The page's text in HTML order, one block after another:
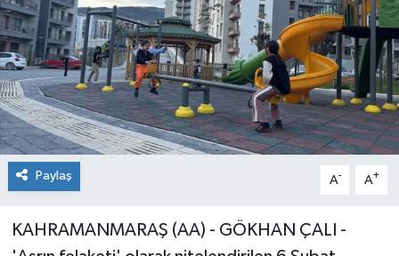
Paylaş A- A+
KAHRAMANMARAŞ (AA) - GÖKHAN ÇALI -